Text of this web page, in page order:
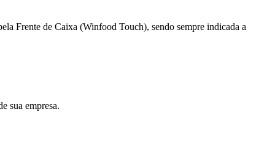
Frente de Caixa (Winfood Touch), sendo sempre indicada a
sua empresa.